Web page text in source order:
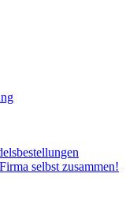
selbst zusammen!